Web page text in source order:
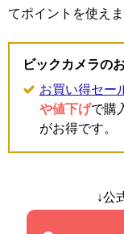
てポイントを使えま
ビックカメラの
お買い得セー
や値下げで購
がお得です。
↓公